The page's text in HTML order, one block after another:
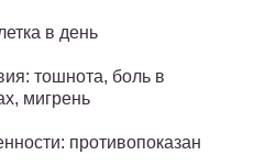
в день
тошнота, боль в
мигрень
противопоказан